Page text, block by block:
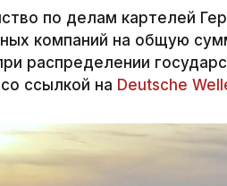
по делам картелей
компаний на общую
распределении
ссылкой на Deutsche